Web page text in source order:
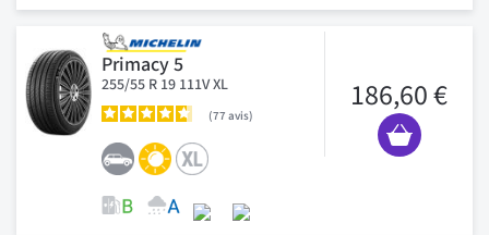
Primacy 5
255/55 R 19 111V XL
77 avis
186,60 €